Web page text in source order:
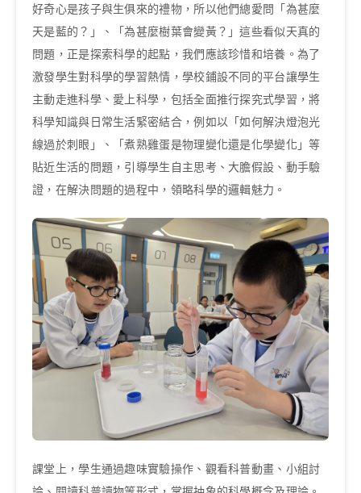
好奇心是孩子與生俱來的禮物，所以他們總愛問「為甚麼
天是藍的？」、「為甚麼樹葉會變黃？」這些看似天真的
問題，正是探索科學的起點，我們應該珍惜和培養。為了
激發學生對科學的學習熱情，學校鋪設不同的平台讓學生
主動走進科學、愛上科學，包括全面推行探究式學習，將
科學知識與日常生活緊密結合，例如以「如何解決燈泡光
線過於刺眼」、「煮熟雞蛋是物理變化還是化學變化」等
貼近生活的問題，引導學生自主思考、大膽假設、動手驗
證，在解決問題的過程中，領略科學的邏輯魅力。
課堂上，學生通過趣味實驗操作、觀看科普動畫、小組討